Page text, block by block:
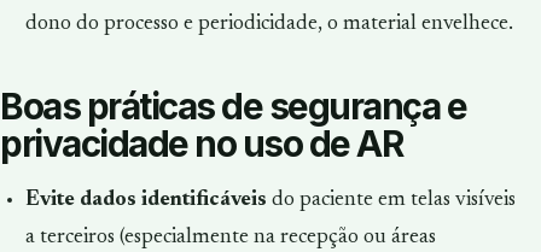
dono do processo e periodicidade, o material envelhece.
Boas práticas de segurança e
privacidade no uso de AR
Evite dados identificáveis do paciente em telas visíveis
a terceiros (especialmente na recepção ou áreas